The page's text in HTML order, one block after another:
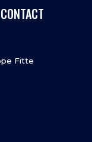
CONTACT
Fitte